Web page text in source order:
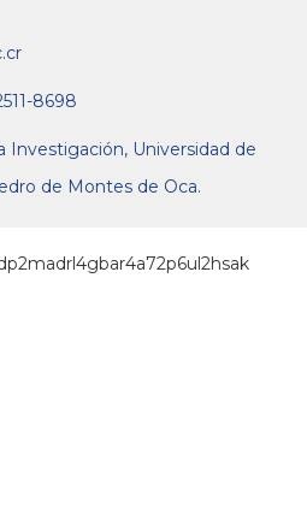
8698
Investigación, Universidad de
de Montes de Oca.